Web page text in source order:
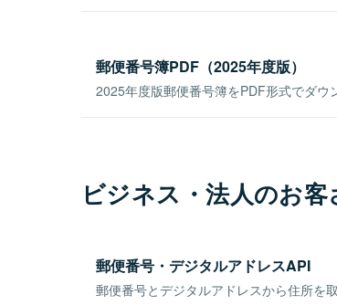
郵便番号簿PDF（2025年度版）
2025年度版郵便番号簿をPDF形式でダウ
ビジネス・法人のお
郵便番号・デジタルアドレスAPI
郵便番号とデジタルアドレスから住所を